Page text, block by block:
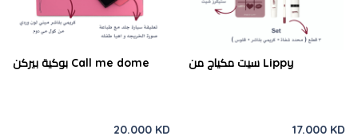
بوكية بيركن Call me dome
20.000 KD
سيت مكياج من Lippy
17.000 KD